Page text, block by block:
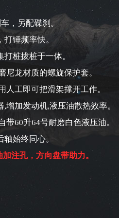
，另配碟刹。
锤频率快。
桩拔桩于一体。
尼龙材质的螺旋保护套。
人工即可把滑架撑开工作。
增加发动机,液压油散热效率。
60升64号耐磨白色液压油。
始终同心。
注孔，方向盘带助力。